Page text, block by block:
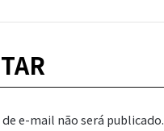
e-mail não será publicado.